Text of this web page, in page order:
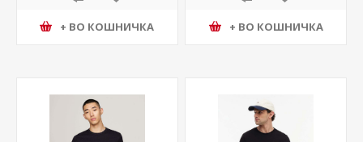
+ ВО КОШНИЧКА + ВО КОШНИЧКА